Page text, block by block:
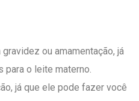
ou amamentação, já
para o leite materno.
já que ele pode fazer você